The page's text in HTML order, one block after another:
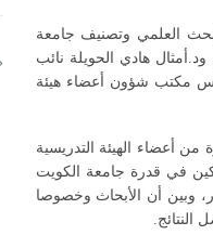
العلمي وتصنيف جامعة
هادي الحويلة نائب
مكتب شؤون أعضاء هيئة
أعضاء الهيئة التدريسية
في قدرة جامعة الكويت
وبين أن الأبحاث وخصوصا